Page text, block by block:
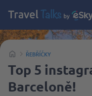
ŘEBŘÍČKY
Top 5
Barceloně!